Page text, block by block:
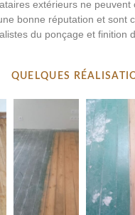
extérieurs ne peuvent
bonne réputation et sont
du ponçage et finition
QUELQUES